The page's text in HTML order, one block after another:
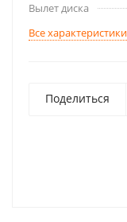
Вылет диска
Все характеристики
Поделиться